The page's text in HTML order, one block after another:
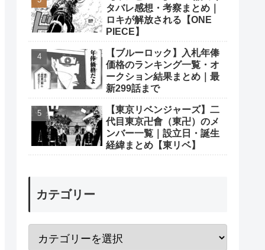
タバレ感想・考察まとめ｜
ロキが解放される【ONE
PIECE】
【ブルーロック】入札年俸
価格のランキング一覧・オ
ークション結果まとめ｜最
新299話まで
【東京リベンジャーズ】二
代目東京卍會（東卍）のメ
ンバー一覧｜設立日・誕生
経緯まとめ【東リベ】
カテゴリー